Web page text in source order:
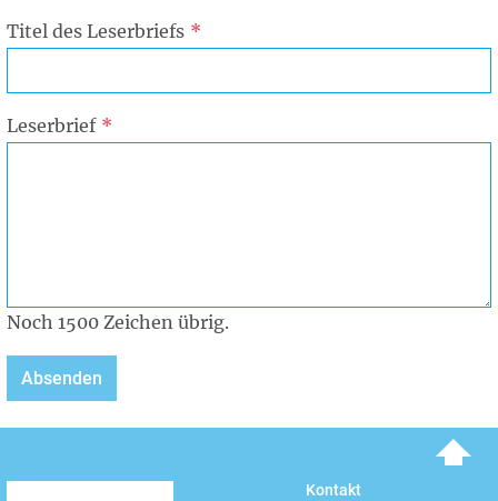
Titel des Leserbriefs
Leserbrief
Noch 1500 Zeichen übrig.
Kontakt